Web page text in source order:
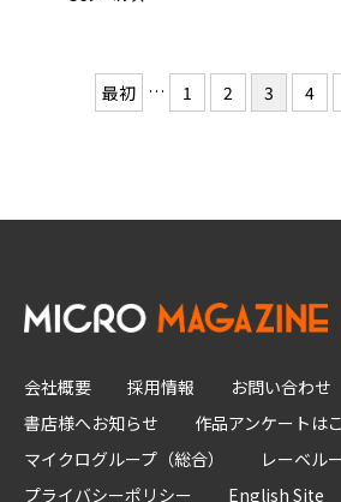
最初 … 1 2 3 4
会社概要 採用情報
お問い合わせ
書店様へお知らせ
作品アンケートは
マイクログループ（総合）
レーベル
プライバシーポリシー
English Site